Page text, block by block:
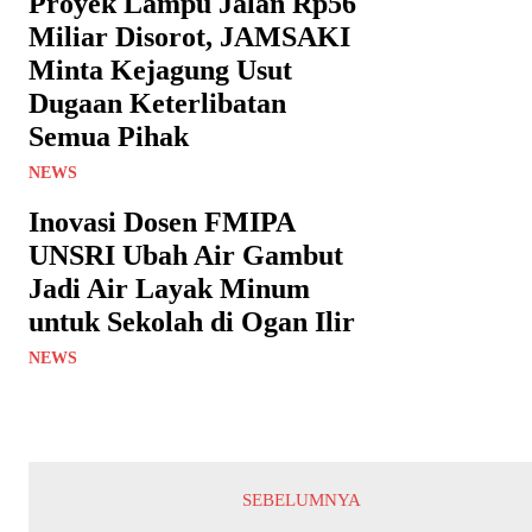
Miliar Disorot, JAMSAKI
Minta Kejagung Usut
Dugaan Keterlibatan
Semua Pihak
NEWS
Inovasi Dosen FMIPA
UNSRI Ubah Air Gambut
Jadi Air Layak Minum
untuk Sekolah di Ogan Ilir
NEWS
SEBELUMNYA